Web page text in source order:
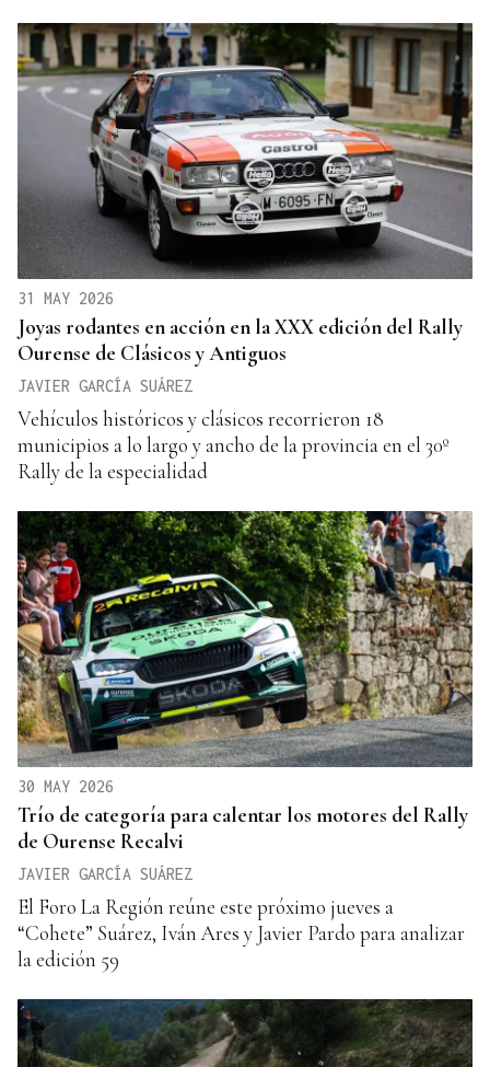
31 MAY 2026
Joyas rodantes en acción en la XXX edición del Rally
Ourense de Clásicos y Antiguos
JAVIER GARCÍA SUÁREZ
Vehículos históricos y clásicos recorrieron 18
municipios a lo largo y ancho de la provincia en el 30º
Rally de la especialidad
30 MAY 2026
Trío de categoría para calentar los motores del Rally
de Ourense Recalvi
JAVIER GARCÍA SUÁREZ
El Foro La Región reúne este próximo jueves a
“Cohete” Suárez, Iván Ares y Javier Pardo para analizar
la edición 59